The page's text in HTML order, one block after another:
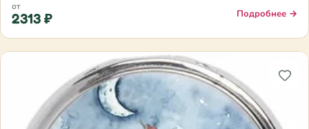
от
2313 ₽ Подробнее →